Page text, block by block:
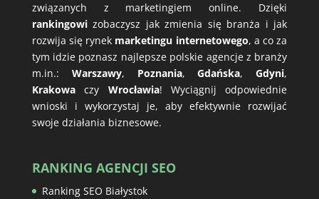
związanych z marketingiem online. Dzięki
rankingowizobaczysz jak zmienia się branża i jak
rozwija się rynek marketingu internetowego, a co za
tym idzie poznasz najlepsze polskie agencje z branży
m.in.: Warszawy, Poznania,Gdańska,Gdyni,
Krakowaczy Wrocławia! Wyciągnij odpowiednie
wnioski i wykorzystaj je, aby efektywnie rozwijać
swoje działania biznesowe.
RANKING AGENCJI SEO
Ranking SEO Białystok